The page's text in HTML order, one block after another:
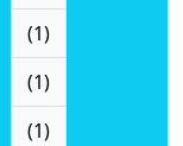
(1)
(1)
(1)